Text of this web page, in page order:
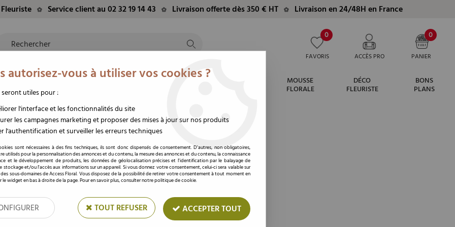
Service client au 02 32 19 14 43 Livraison offerte dès 350 € HT Livraison en 24/48H en France
0
FAVORIS ACCÈS PRO
0
PANIER
EVÈNEMENTS
DU MOMENT
FLEURS/PLANTES DEUIL MOUSSE
FLORALE
DÉCO
FLEURISTE
BONS
PLANS
Bouquet fleurs séchées
autorisez-vous à utiliser vos cookies ?
seront utiles pour :
l'interface et les fonctionnalités du site
les campagnes marketing et proposer des mises à jour sur nos produits
l'authentification et surveiller les erreurs techniques
sont nécessaires à des fins techniques, ils sont donc dispensés de consentement. D'autres, non obligatoires,
utilisés pour la personnalisation des annonces et du contenu, la mesure des annonces et du contenu, la connaissance
et le développement de produits, les données de géolocalisation précises et l'identification par le balayage de
stockage et/ou l'accès aux informations sur un appareil. Si vous donnez votre consentement, celui-ci sera valable sur
des sous-domaines de Access Floral. Vous disposez de la possibilité de retirer votre consentement à tout moment en
le widget en bas à droite de la page. Pour en savoir plus, consulter notre politique de cookie.
TOUT REFUSER ACCEPTER TOUT